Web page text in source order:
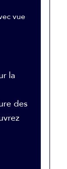
vue
la
des